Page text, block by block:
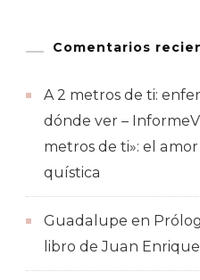
Comentarios
A 2 metros de ti:
dónde ver –
metros de ti»: el
quística
Guadalupe en
libro de Juan